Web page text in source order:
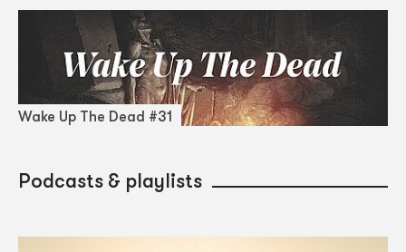
Wake Up The Dead #31
Podcasts & playlists